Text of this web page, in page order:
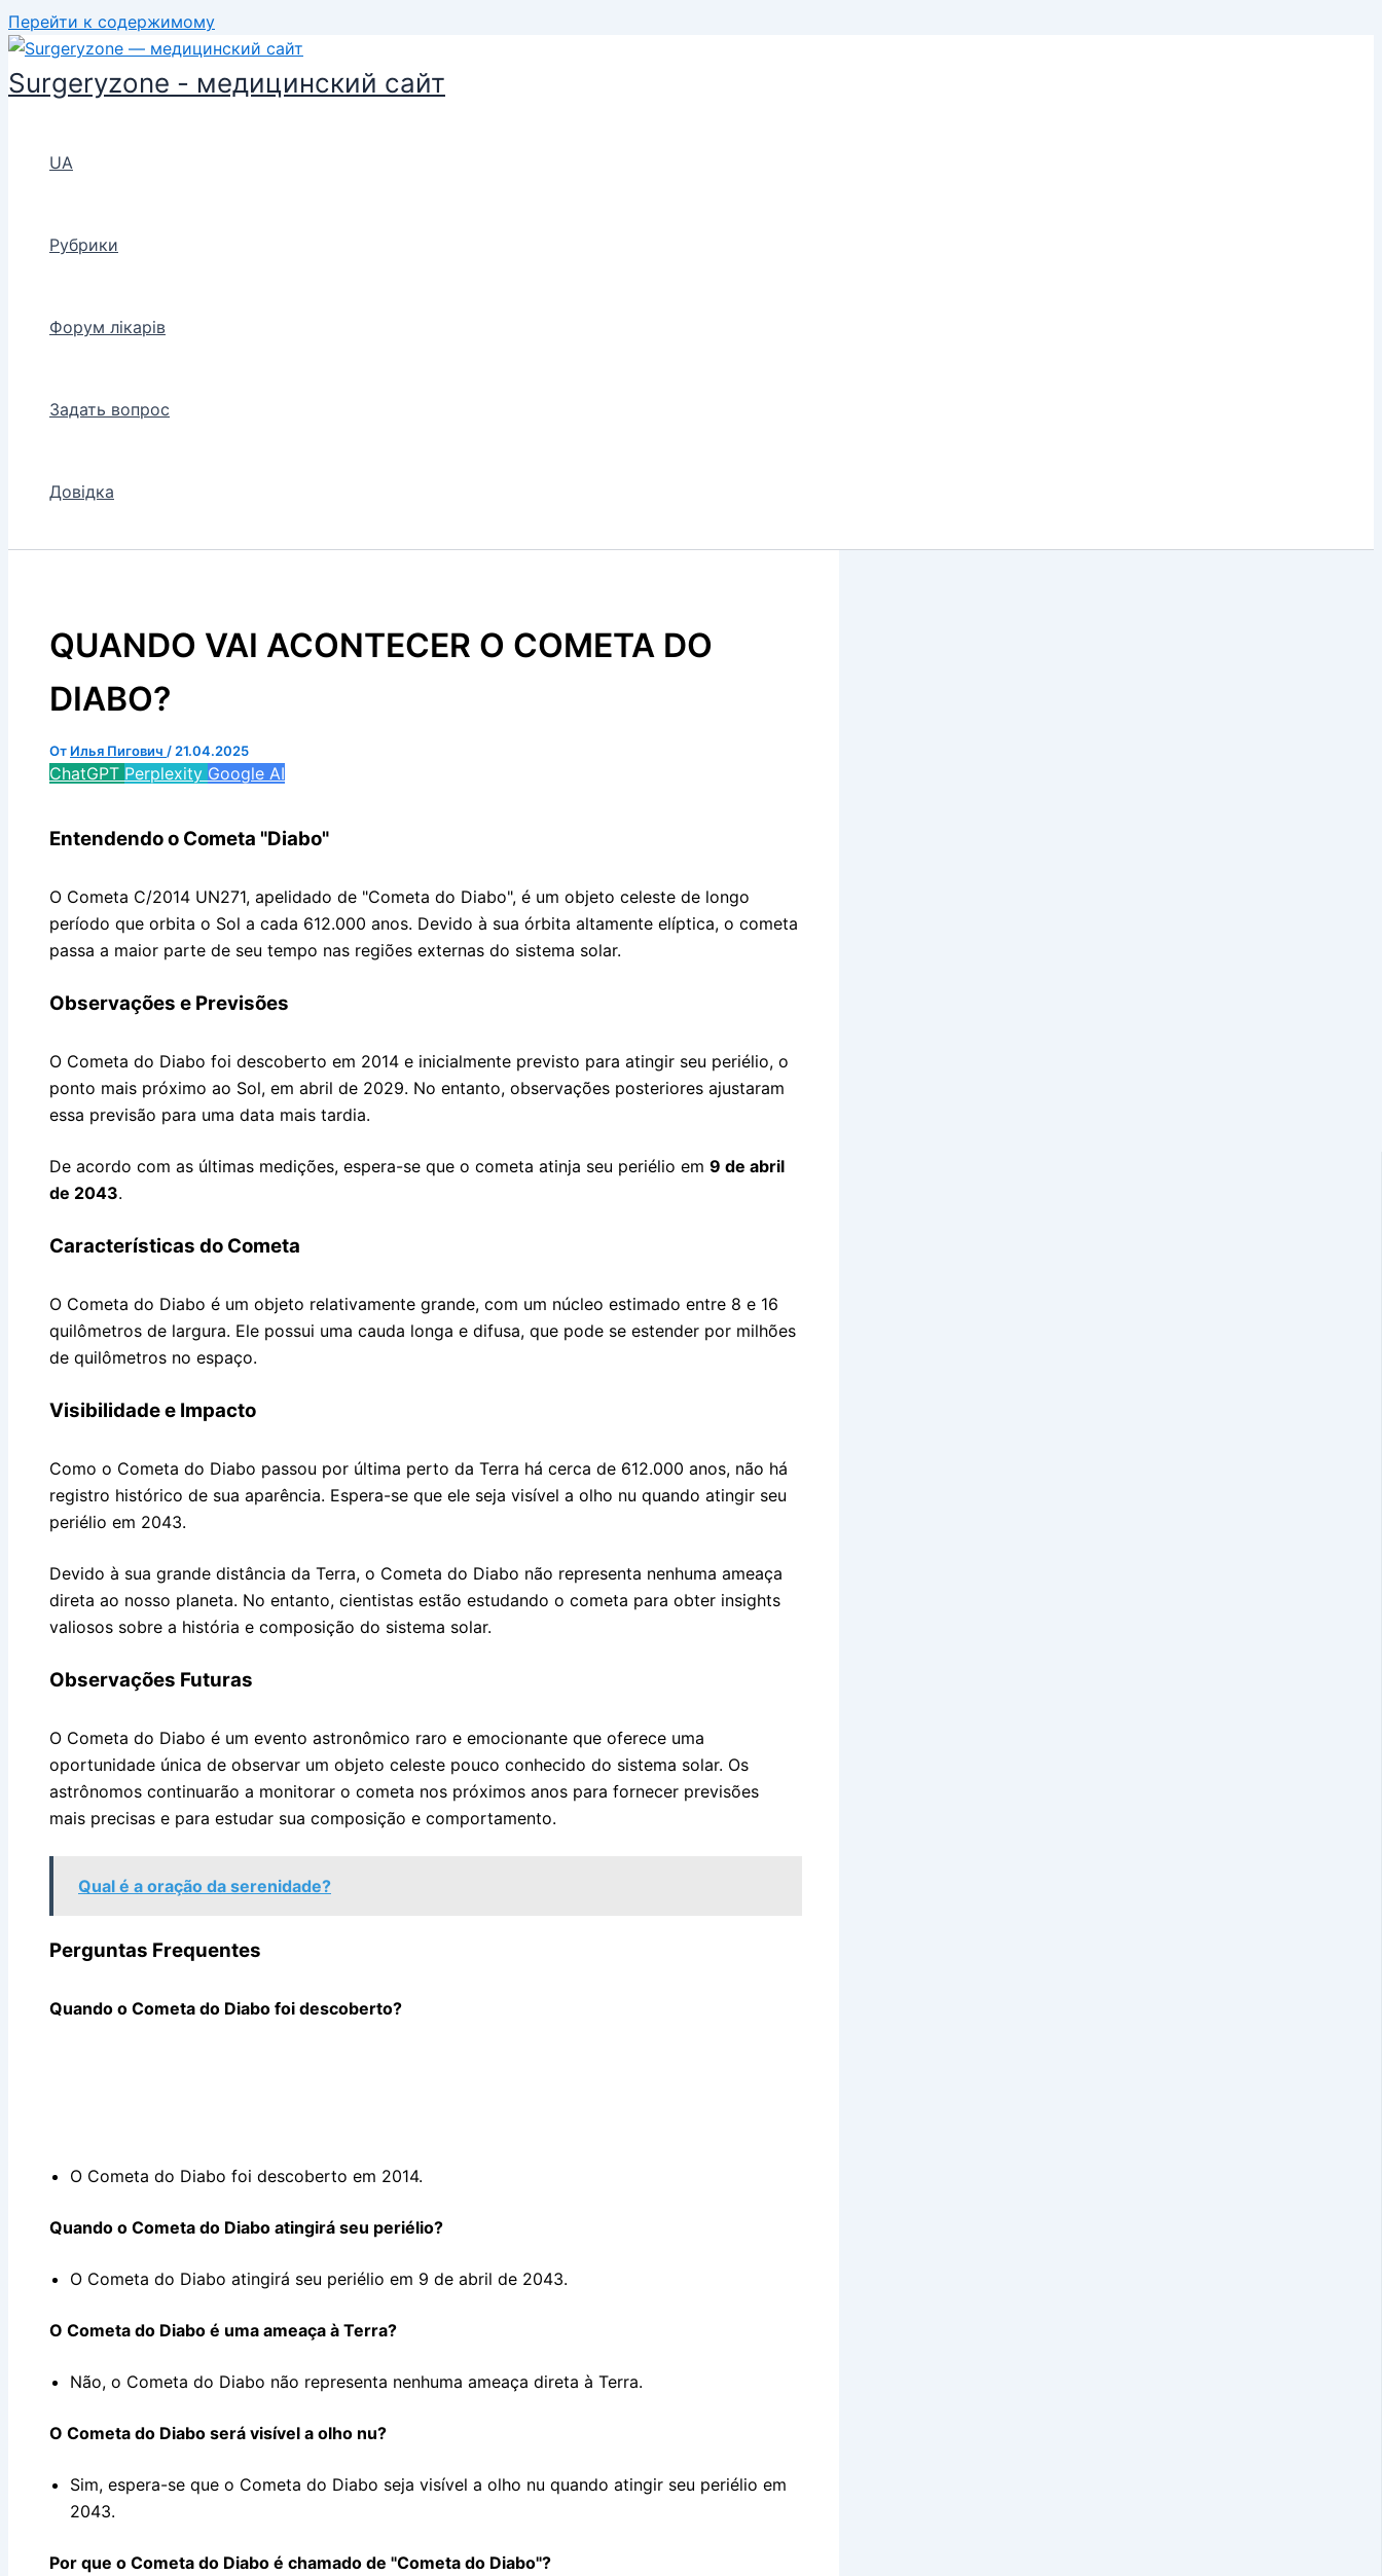
Перейти к содержимому
Surgeryzone - медицинский сайт
UA
Рубрики
Форум лікарів
Задать вопрос
Довідка
QUANDO VAI ACONTECER O COMETA DO
DIABO?
От Илья Пигович / 21.04.2025
ChatGPT Perplexity Google AI
Entendendo o Cometa "Diabo"
O Cometa C/2014 UN271, apelidado de "Cometa do Diabo", é um objeto celeste de longo
período que orbita o Sol a cada 612.000 anos. Devido à sua órbita altamente elíptica, o cometa
passa a maior parte de seu tempo nas regiões externas do sistema solar.
Observações e Previsões
O Cometa do Diabo foi descoberto em 2014 e inicialmente previsto para atingir seu periélio, o
ponto mais próximo ao Sol, em abril de 2029. No entanto, observações posteriores ajustaram
essa previsão para uma data mais tardia.
De acordo com as últimas medições, espera-se que o cometa atinja seu periélio em 9 de abril
de 2043.
Características do Cometa
O Cometa do Diabo é um objeto relativamente grande, com um núcleo estimado entre 8 e 16
quilômetros de largura. Ele possui uma cauda longa e difusa, que pode se estender por milhões
de quilômetros no espaço.
Visibilidade e Impacto
Como o Cometa do Diabo passou por última perto da Terra há cerca de 612.000 anos, não há
registro histórico de sua aparência. Espera-se que ele seja visível a olho nu quando atingir seu
periélio em 2043.
Devido à sua grande distância da Terra, o Cometa do Diabo não representa nenhuma ameaça
direta ao nosso planeta. No entanto, cientistas estão estudando o cometa para obter insights
valiosos sobre a história e composição do sistema solar.
Observações Futuras
O Cometa do Diabo é um evento astronômico raro e emocionante que oferece uma
oportunidade única de observar um objeto celeste pouco conhecido do sistema solar. Os
astrônomos continuarão a monitorar o cometa nos próximos anos para fornecer previsões
mais precisas e para estudar sua composição e comportamento.
Qual é a oração da serenidade?
Perguntas Frequentes
Quando o Cometa do Diabo foi descoberto?
O Cometa do Diabo foi descoberto em 2014.
Quando o Cometa do Diabo atingirá seu periélio?
O Cometa do Diabo atingirá seu periélio em 9 de abril de 2043.
O Cometa do Diabo é uma ameaça à Terra?
Não, o Cometa do Diabo não representa nenhuma ameaça direta à Terra.
O Cometa do Diabo será visível a olho nu?
Sim, espera-se que o Cometa do Diabo seja visível a olho nu quando atingir seu periélio em
2043.
Por que o Cometa do Diabo é chamado de "Cometa do Diabo"?